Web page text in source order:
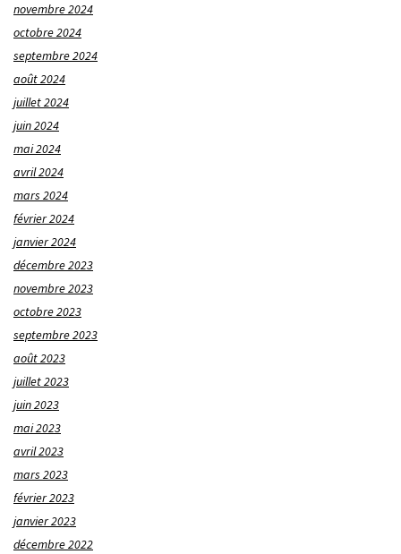
novembre 2024
octobre 2024
septembre 2024
août 2024
juillet 2024
juin 2024
mai 2024
avril 2024
mars 2024
février 2024
janvier 2024
décembre 2023
novembre 2023
octobre 2023
septembre 2023
août 2023
juillet 2023
juin 2023
mai 2023
avril 2023
mars 2023
février 2023
janvier 2023
décembre 2022